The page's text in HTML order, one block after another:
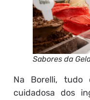
Sabores da
Na Borelli, tudo
cuidadosa dos